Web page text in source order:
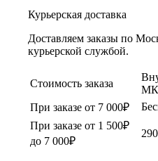
Курьерская доставка
Доставляем заказы по
курьерской службой.
Стоимость заказа
При заказе от 7 000₽
При заказе от 1 500₽
до 7 000₽